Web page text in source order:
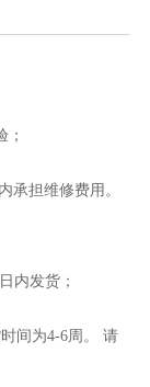
；
承担维修费用。
内发货；
间为4-6周。 请